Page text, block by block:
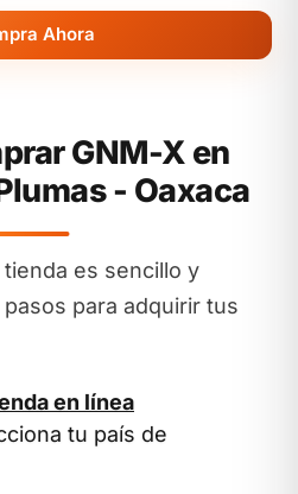
Ahora
GNM-X en
- Oaxaca
es sencillo y
para adquirir tus
en línea
tu país de